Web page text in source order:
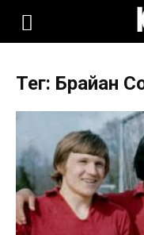
KLOOP.KG
Новости
Кыргызстана
Тег: Брайан